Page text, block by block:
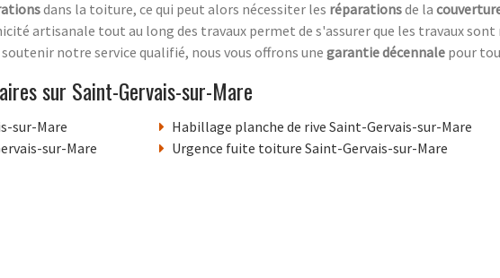
dans la toiture, ce qui peut alors nécessiter les réparationsde la
artisanale tout au long des travaux permet de s'assurer que les travaux sont
notre service qualifié, nous vous offrons une garantie décennale pour
sur Saint-Gervais-sur-Mare
sur-Mare
sur-Mare
Habillage planche de rive Saint-Gervais-sur-Mare
Urgence fuite toiture Saint-Gervais-sur-Mare